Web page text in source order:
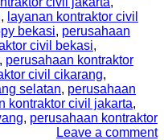
, layanan kontraktor civil
bekasi, perusahaan
civil bekasi,
, perusahaan kontraktor
civil cikarang,
selatan, perusahaan
kontraktor civil jakarta,
, perusahaan kontraktor
Leave a comment